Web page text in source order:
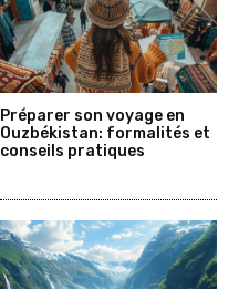
Préparer son voyage en
Ouzbékistan: formalités et
conseils pratiques